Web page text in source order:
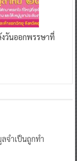
วันออกพรรษาที่
จำเป็นถูกทำ